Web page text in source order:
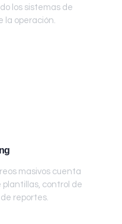
los sistemas de
la operación.
masivos cuenta
control de
reportes.